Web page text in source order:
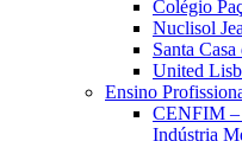
Colégio
Nuclisol
Santa
United
Ensino
CENFIM –
Indústria